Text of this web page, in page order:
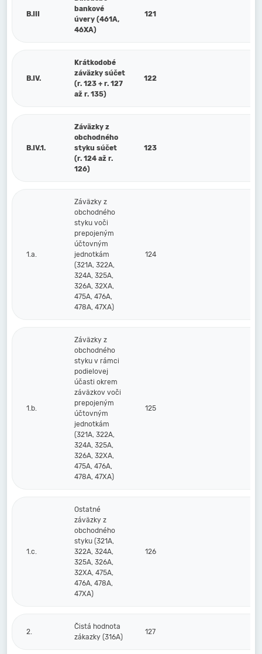
B.III
bankové
úvery (461A,
46XA)
121
B.IV.
Krátkodobé
záväzky súčet
(r. 123 + r. 127
až r. 135)
122
B.IV.1.
Záväzky z
obchodného
styku súčet
(r. 124 až r.
126)
123
1.a.
Záväzky z
obchodného
styku voči
prepojeným
účtovným
jednotkám
(321A, 322A,
324A, 325A,
326A, 32XA,
475A, 476A,
478A, 47XA)
124
1.b.
Záväzky z
obchodného
styku v rámci
podielovej
účasti okrem
záväzkov voči
prepojeným
účtovným
jednotkám
(321A, 322A,
324A, 325A,
326A, 32XA,
475A, 476A,
478A, 47XA)
125
1.c.
Ostatné
záväzky z
obchodného
styku (321A,
322A, 324A,
325A, 326A,
32XA, 475A,
476A, 478A,
47XA)
126
2.
Čistá hodnota
zákazky (316A)
127